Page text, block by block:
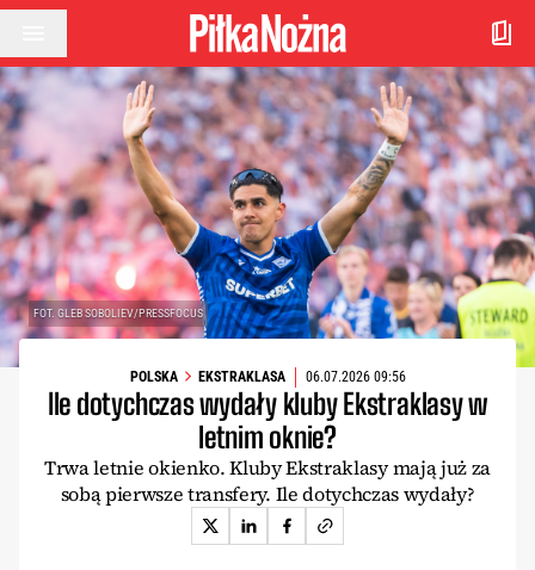
Przejdź do treści
FOT. GLEB SOBOLIEV/PRESSFOCUS
POLSKA EKSTRAKLASA 06.07.2026 09:56
Ile dotychczas wydały kluby Ekstraklasy w
letnim oknie?
Trwa letnie okienko. Kluby Ekstraklasy mają już za
sobą pierwsze transfery. Ile dotychczas wydały?